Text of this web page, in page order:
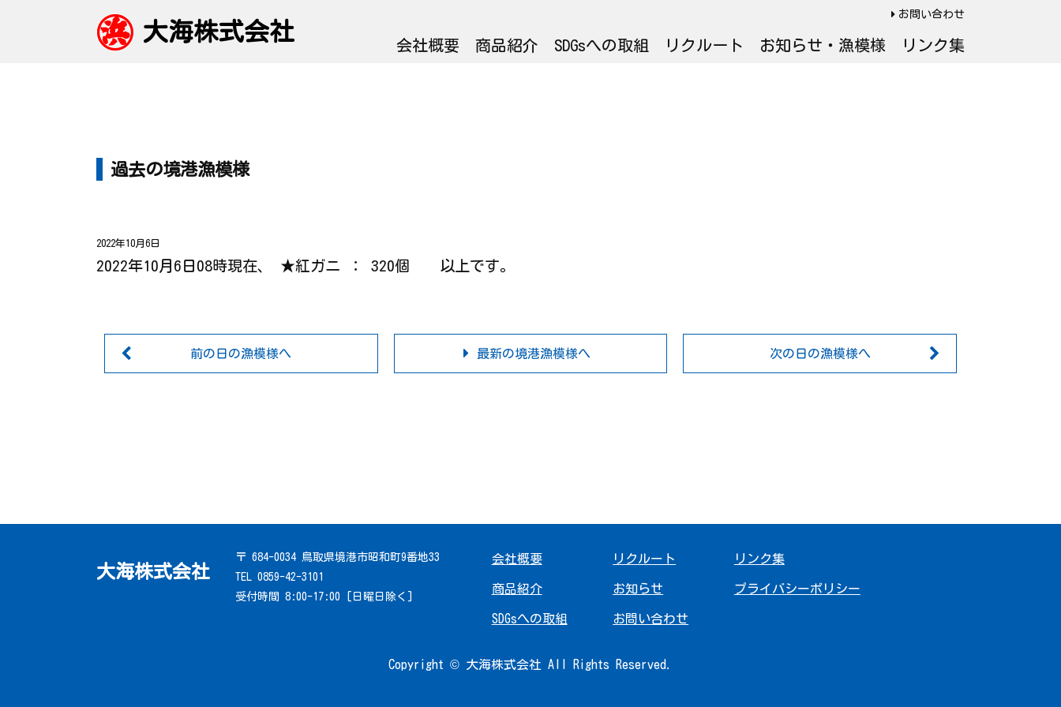
大海株式会社
お問い合わせ
会社概要 商品紹介 SDGsへの取組 リクルート お知らせ・漁模様 リンク集
過去の境港漁模様
2022年10月6日
2022年10月6日08時現在、 ★紅ガニ ： 320個 以上です。
前の日の漁模様へ 最新の境港漁模様へ 次の日の漁模様へ
大海株式会社
〒 684-0034 鳥取県境港市昭和町9番地33
TEL 0859-42-3101
受付時間 8:00-17:00 [日曜日除く]
会社概要
商品紹介
SDGsへの取組
リクルート
お知らせ
お問い合わせ
リンク集
プライバシーポリシー
Copyright © 大海株式会社 All Rights Reserved.